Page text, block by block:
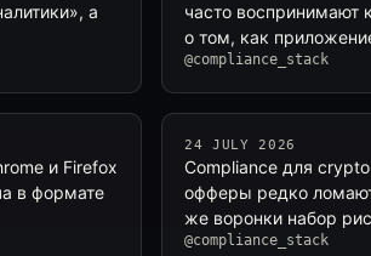
а
часто воспринимают
о том, как
@compliance_stack
и Firefox
в формате
24 JULY 2026
Compliance для
офферы редко
же воронки набор
@compliance_stack